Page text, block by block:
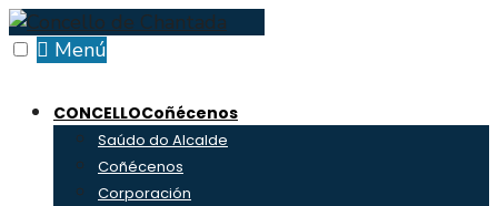
Skip
to
Menú
CONCELLOCoñécenos
Saúdo do Alcalde
Coñécenos
Corporación